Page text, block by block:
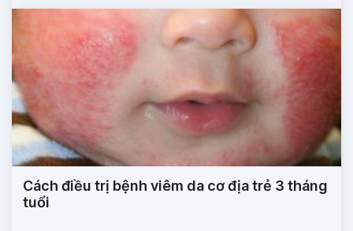
Cách điều trị bệnh viêm da cơ địa trẻ 3 tháng
tuổi